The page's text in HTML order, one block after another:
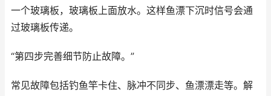
一个玻璃板，玻璃板上面放水。这样鱼漂下沉时信号会通
过玻璃板传递。
“第四步完善细节防止故障。”
常见故障包括钓鱼竿卡住、脉冲不同步、鱼漂漂走等。解